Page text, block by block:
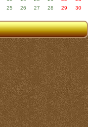
25 26 27 28 29
30